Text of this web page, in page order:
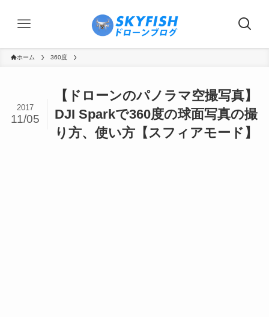
ホーム 360度
【ドローンのパノラマ空撮写真】
DJI Sparkで360度の球面写真の撮
り方、使い方【スフィアモード】
2017
11/05